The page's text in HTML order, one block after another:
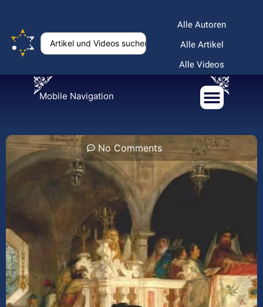
Alle Autoren
Alle Artikel
Alle Videos
Mobile Navigation
No Comments